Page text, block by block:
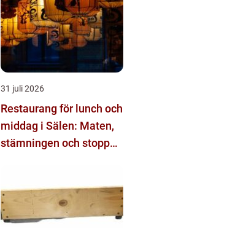
31 juli 2026
Restaurang för lunch och
middag i Sälen: Maten,
stämningen och stoppen